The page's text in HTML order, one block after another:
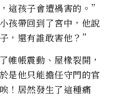
這孩子會遭禍害的。”
孩帶回到了宮中，他說
，還有誰敢害他？”
帷帳震動、屋椽裂開，
是他只能擔任守門的官
！居然發生了這種痛